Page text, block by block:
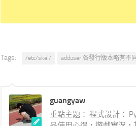
Tags: /etc/skel/ adduser 各發行版本略有不同
guangyaw
重點主題： 程式設計：